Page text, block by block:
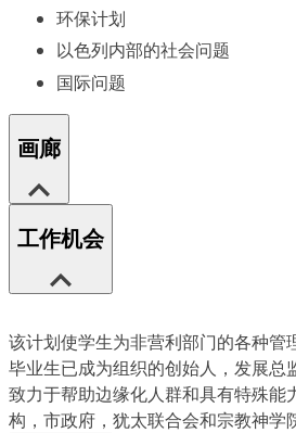
环保计划
以色列内部的社会问题
国际问题
画廊
工作机会
该计划使学生为非营利部门的各种管
毕业生已成为组织的创始人，发展总
致力于帮助边缘化人群和具有特殊能
构，市政府，犹太联合会和宗教神学